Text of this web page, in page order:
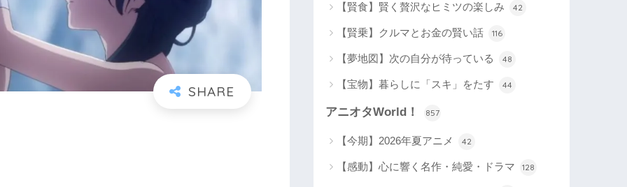
【賢食】賢く贅沢なヒミツの楽しみ 42
【賢乗】クルマとお金の賢い話 116
【夢地図】次の自分が待っている 48
【宝物】暮らしに「スキ」をたす 44
アニオタWorld！ 857
【今期】2026年夏アニメ 42
【感動】心に響く名作・純愛・ドラマ 128